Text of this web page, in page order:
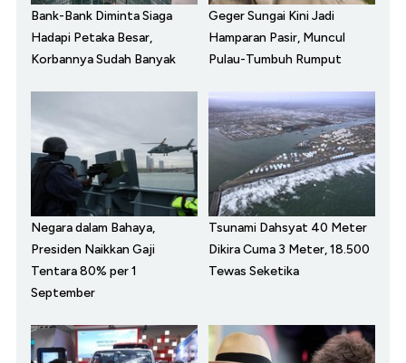
Bank-Bank Diminta Siaga
Hadapi Petaka Besar,
Korbannya Sudah Banyak
Geger Sungai Kini Jadi
Hamparan Pasir, Muncul
Pulau-Tumbuh Rumput
Negara dalam Bahaya,
Presiden Naikkan Gaji
Tentara 80% per 1
September
Tsunami Dahsyat 40 Meter
Dikira Cuma 3 Meter, 18.500
Tewas Seketika